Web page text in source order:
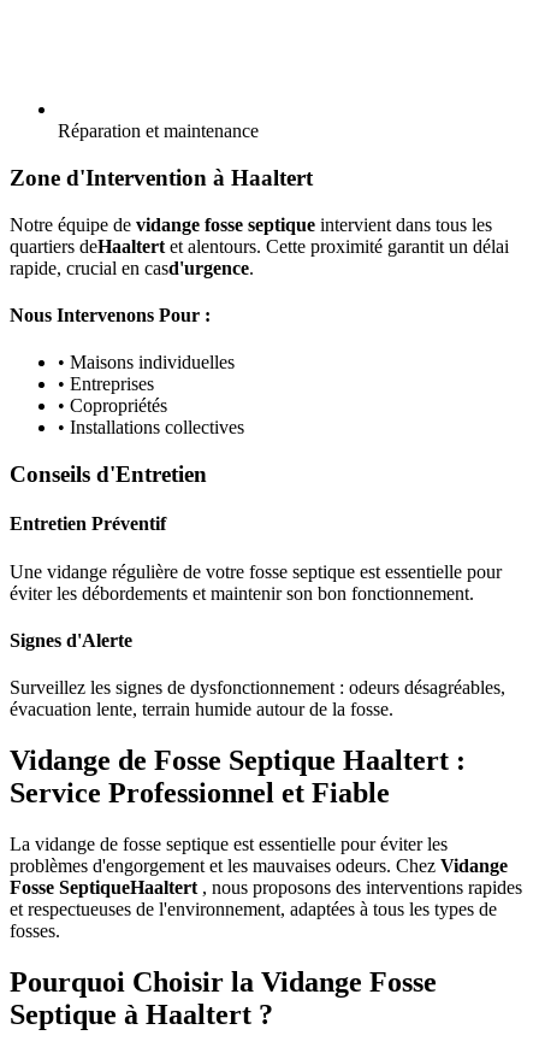
Réparation et maintenance
Zone d'Intervention à Haaltert
Notre équipe de vidange fosse septique intervient dans tous les
quartiers deHaaltert et alentours. Cette proximité garantit un délai
rapide, crucial en casd'urgence.
Nous Intervenons Pour :
• Maisons individuelles
• Entreprises
• Copropriétés
• Installations collectives
Conseils d'Entretien
Entretien Préventif
Une vidange régulière de votre fosse septique est essentielle pour
éviter les débordements et maintenir son bon fonctionnement.
Signes d'Alerte
Surveillez les signes de dysfonctionnement : odeurs désagréables,
évacuation lente, terrain humide autour de la fosse.
Vidange de Fosse Septique Haaltert :
Service Professionnel et Fiable
La vidange de fosse septique est essentielle pour éviter les
problèmes d'engorgement et les mauvaises odeurs. Chez Vidange
Fosse SeptiqueHaaltert , nous proposons des interventions rapides
et respectueuses de l'environnement, adaptées à tous les types de
fosses.
Pourquoi Choisir la Vidange Fosse
Septique à Haaltert ?